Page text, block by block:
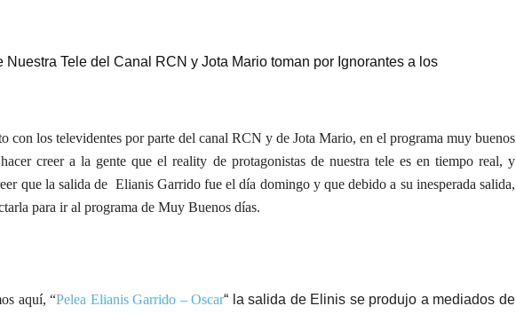
Nuestra Tele del Canal RCN y Jota Mario toman por Ignorantes a los
con los televidentes por parte del canal RCN y de Jota Mario, en el programa muy buenos
creer a la gente que el reality de protagonistas de nuestra tele es en tiempo real, y
que la salida de Elianis Garrido fue el día domingo y que debido a su inesperada salida,
para ir al programa de Muy Buenos días.
aquí, “Pelea Elianis Garrido – Oscar“ la salida de Elinis se produjo a mediados de